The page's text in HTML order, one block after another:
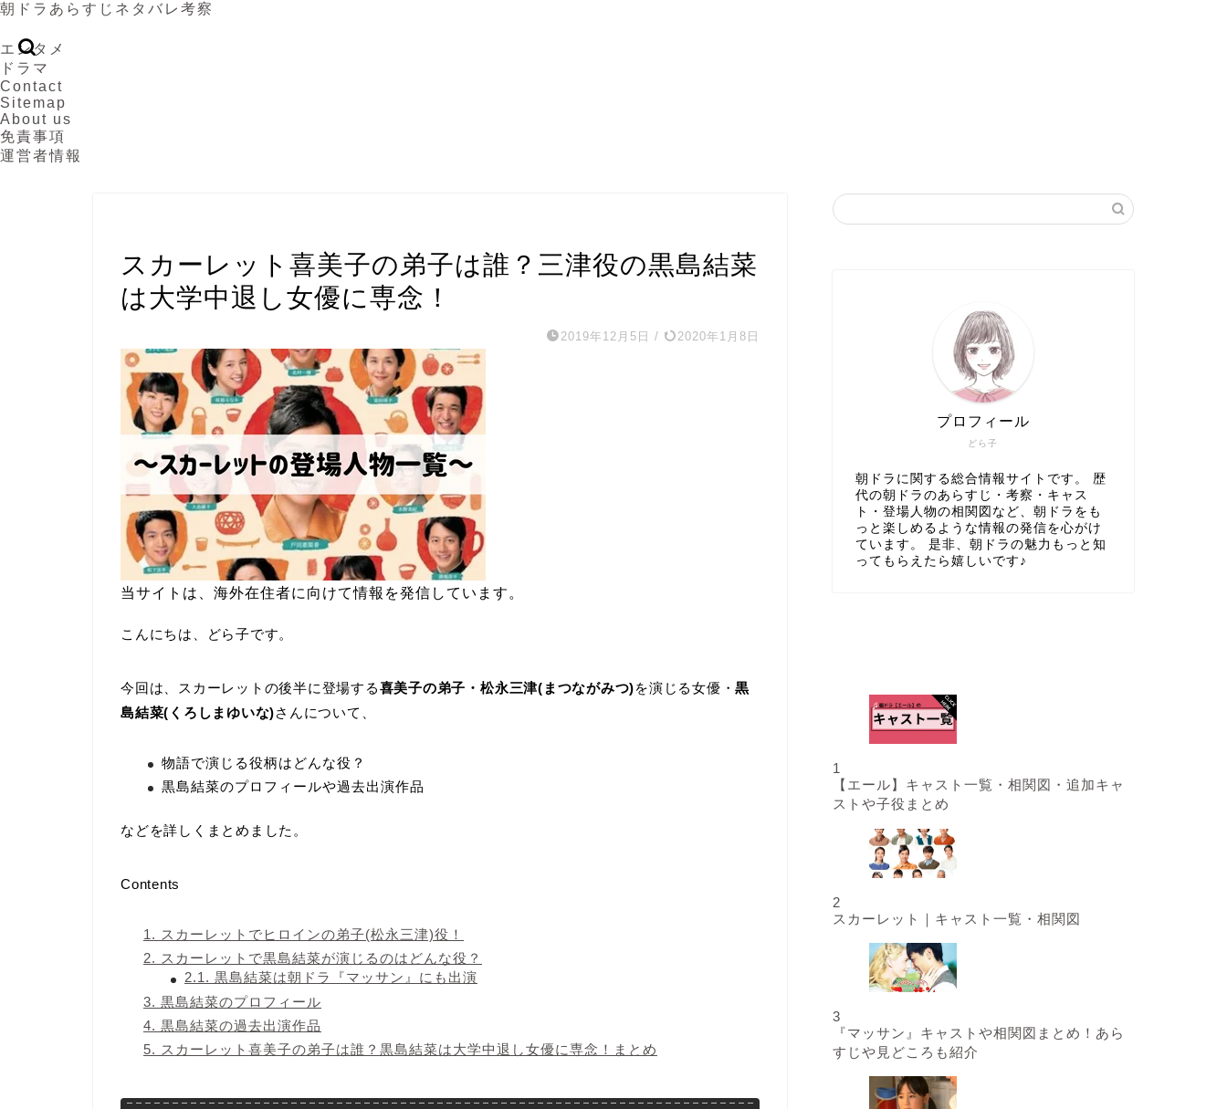
朝ドラあらすじネタバレ考察
エンタメ
ドラマ
Contact
Sitemap
About us
免責事項
運営者情報
スカーレット喜美子の弟子は誰？三津役の黒島結菜
は大学中退し女優に専念！
2019年12月5日 / 2020年1月8日
当サイトは、海外在住者に向けて情報を発信しています。
こんにちは、どら子です。
今回は、スカーレットの後半に登場する喜美子の弟子・松永三津(まつながみつ)を演じる女優・黒
島結菜(くろしまゆいな)さんについて、
物語で演じる役柄はどんな役？
黒島結菜のプロフィールや過去出演作品
などを詳しくまとめました。
Contents
1. スカーレットでヒロインの弟子(松永三津)役！
2. スカーレットで黒島結菜が演じるのはどんな役？
2.1. 黒島結菜は朝ドラ『マッサン』にも出演
3. 黒島結菜のプロフィール
4. 黒島結菜の過去出演作品
5. スカーレット喜美子の弟子は誰？黒島結菜は大学中退し女優に専念！まとめ
どら子
プロフィール
朝ドラに関する総合情報サイトです。 歴
代の朝ドラのあらすじ・考察・キャス
ト・登場人物の相関図など、朝ドラをも
っと楽しめるような情報の発信を心がけ
ています。 是非、朝ドラの魅力もっと知
ってもらえたら嬉しいです♪
1
【エール】キャスト一覧・相関図・追加キャ
ストや子役まとめ
2
スカーレット｜キャスト一覧・相関図
3
『マッサン』キャストや相関図まとめ！あら
すじや見どころも紹介